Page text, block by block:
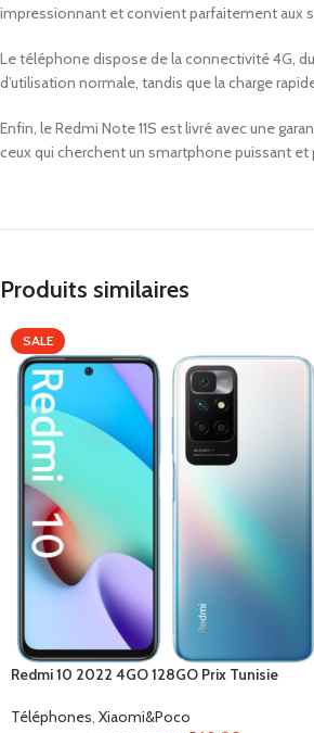
impressionnant et convient parfaitement aux
Le téléphone dispose de la connectivité 4G,
d’utilisation normale, tandis que la charge
Enfin, le Redmi Note 11S est livré avec une
ceux qui cherchent un smartphone puissant et
Produits similaires
SALE
Redmi 10 2022 4GO 128GO Prix Tunisie
Téléphones Xiaomi&Poco